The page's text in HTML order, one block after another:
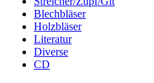
Blechbläser
Holzbläser
Literatur
Diverse
CD